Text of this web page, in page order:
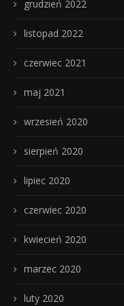
grudzień 2022
listopad 2022
czerwiec 2021
maj 2021
wrzesień 2020
sierpień 2020
lipiec 2020
czerwiec 2020
kwiecień 2020
marzec 2020
luty 2020